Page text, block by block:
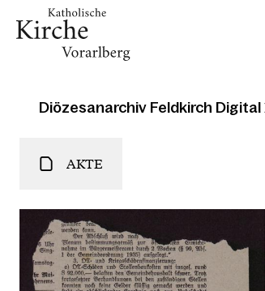
Diözesanarchiv Feldkirch Digital
AKTE